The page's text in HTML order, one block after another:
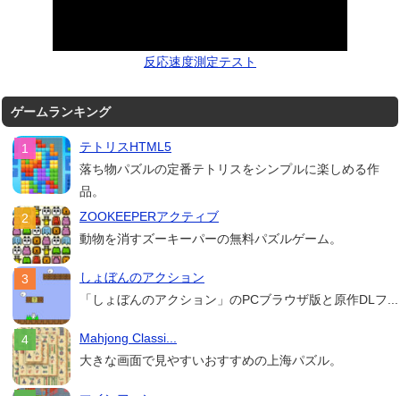
反応速度測定テスト
ゲームランキング
テトリスHTML5
落ち物パズルの定番テトリスをシンプルに楽しめる作
品。
ZOOKEEPERアクティブ
動物を消すズーキーパーの無料パズルゲーム。
しょぼんのアクション
「しょぼんのアクション」のPCブラウザ版と原作DLフ...
Mahjong Classi...
大きな画面で見やすいおすすめの上海パズル。